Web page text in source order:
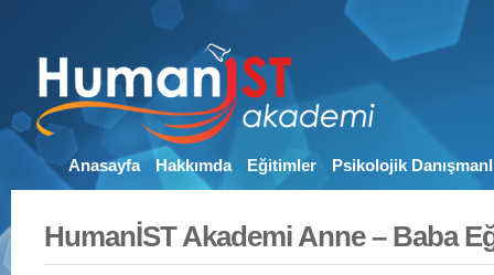
Anasayfa Hakkımda Eğitimler Psikolojik
HumanİST Akademi Anne – Baba